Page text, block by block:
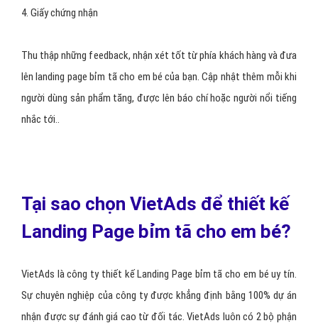
4. Giấy chứng nhận
Thu thập những feedback, nhận xét tốt từ phía khách hàng và đưa
lên landing page bỉm tã cho em bé của bạn. Cập nhật thêm mỗi khi
người dùng sản phẩm tăng, được lên báo chí hoặc người nổi tiếng
nhắc tới..
Tại sao chọn VietAds để thiết kế
Landing Page bỉm tã cho em bé?
VietAds là công ty thiết kế Landing Page bỉm tã cho em bé uy tín.
Sự chuyên nghiệp của công ty được khẳng định bằng 100% dự án
nhận được sự đánh giá cao từ đối tác. VietAds luôn có 2 bộ phận